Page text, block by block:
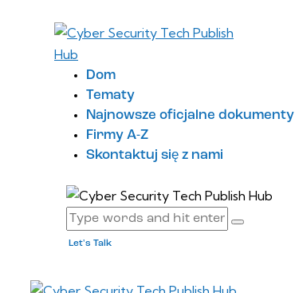
Dom
Tematy
Najnowsze oficjalne dokumenty
Firmy A-Z
Skontaktuj się z nami
Let's Talk